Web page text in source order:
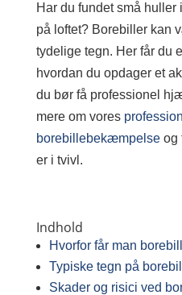
Har du fundet små
på loftet? Borebiller kan
tydelige tegn. Her får du
hvordan du opdager et
du bør få professionel
mere om vores
borebillebekæmpelse og
er i tvivl.
Indhold
Hvorfor får man
Typiske tegn på
Skader og risici ved